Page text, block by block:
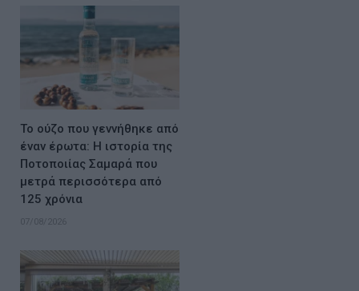
Το ούζο που γεννήθηκε από
έναν έρωτα: Η ιστορία της
Ποτοποιίας Σαμαρά που
μετρά περισσότερα από
125 χρόνια
07/08/2026